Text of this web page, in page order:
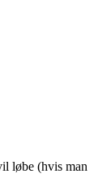
løbe (hvis man